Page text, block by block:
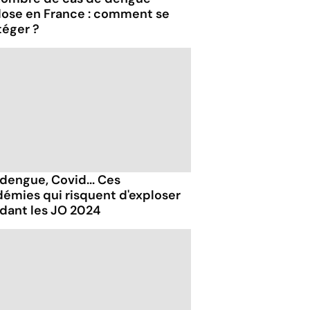
en France : comment se
?
Covid... Ces
qui risquent d'exploser
les JO 2024